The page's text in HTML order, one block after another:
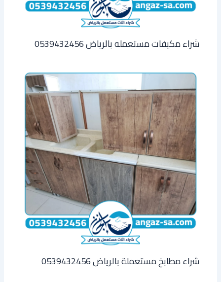
شراء مكيفات مستعمله بالرياض 0539432456
شراء مطابخ مستعملة بالرياض 0539432456